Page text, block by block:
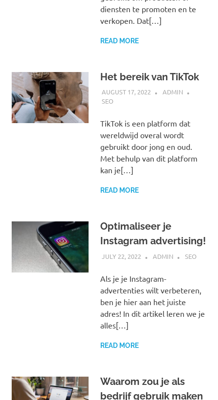
diensten te promoten en te
verkopen. Dat[…]
READ MORE
Het bereik van TikTok
AUGUST 17, 2022
ADMIN
SEO
TikTok is een platform dat
wereldwijd overal wordt
gebruikt door jong en oud.
Met behulp van dit platform
kan je[…]
READ MORE
Optimaliseer je
Instagram advertising!
JULY 22, 2022 ADMIN SEO
Als je je Instagram-
advertenties wilt verbeteren,
ben je hier aan het juiste
adres! In dit artikel leren we je
alles[…]
READ MORE
Waarom zou je als
bedrijf gebruik maken